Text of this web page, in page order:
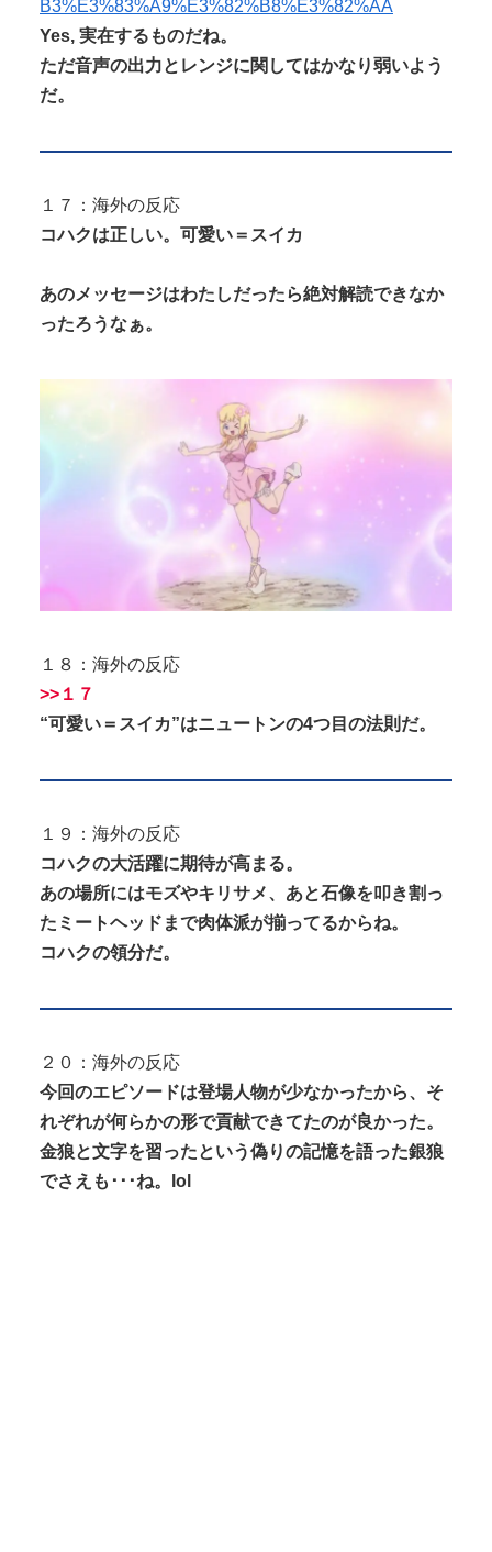
B3%E3%83%A9%E3%82%B8%E3%82%AA
Yes, 実在するものだね。
ただ音声の出力とレンジに関してはかなり弱いよう
だ。
１７：海外の反応
コハクは正しい。可愛い＝スイカ
あのメッセージはわたしだったら絶対解読できなか
ったろうなぁ。
１８：海外の反応
>>１７
“可愛い＝スイカ”はニュートンの4つ目の法則だ。
１９：海外の反応
コハクの大活躍に期待が高まる。
あの場所にはモズやキリサメ、あと石像を叩き割っ
たミートヘッドまで肉体派が揃ってるからね。
コハクの領分だ。
２０：海外の反応
今回のエピソードは登場人物が少なかったから、そ
れぞれが何らかの形で貢献できてたのが良かった。
金狼と文字を習ったという偽りの記憶を語った銀狼
でさえも･･･ね。lol